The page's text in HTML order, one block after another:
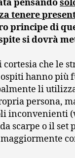
pensando
tenere
principe di
si dovrà
cortesia che le
hanno più
li
persona,
inconvenienti
scarpe o il set